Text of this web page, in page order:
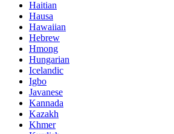
Haitian
Hausa
Hawaiian
Hebrew
Hmong
Hungarian
Icelandic
Igbo
Javanese
Kannada
Kazakh
Khmer